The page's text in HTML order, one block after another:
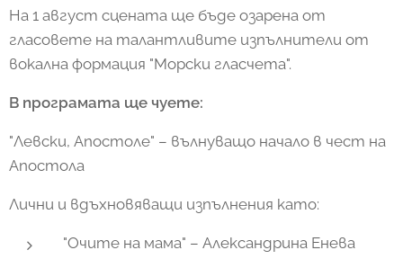
На 1 август сцената ще бъде озарена от
гласовете на талантливите изпълнители от
вокална формация "Морски гласчета".
В програмата ще чуете:
"Левски, Апостоле" – вълнуващо начало в чест на
Апостола
Лични и вдъхновяващи изпълнения като:
"Очите на мама" – Александрина Енева